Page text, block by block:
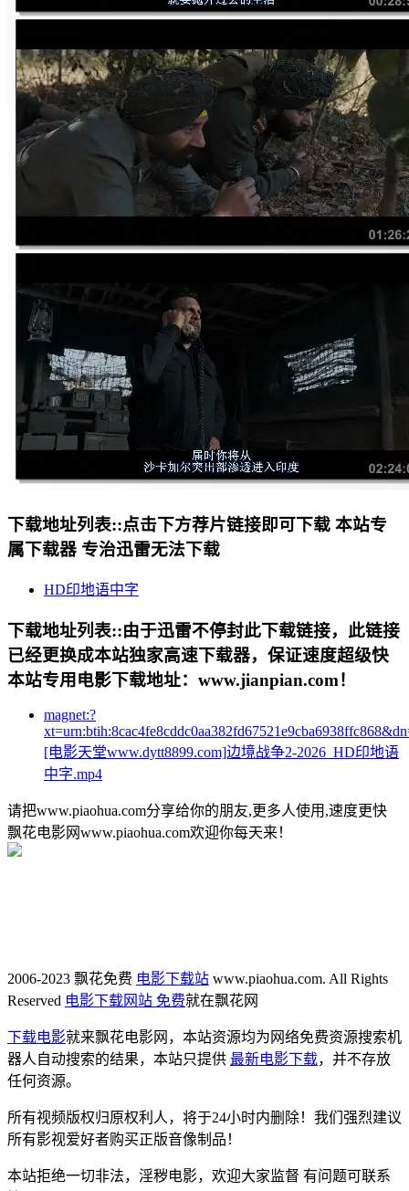
下载地址列表::点击下方荐片链接即可下载 本站专
属下载器 专治迅雷无法下载
HD印地语中字
下载地址列表::由于迅雷不停封此下载链接，此链接
已经更换成本站独家高速下载器，保证速度超级快
本站专用电影下载地址：www.jianpian.com！
magnet:?
[电影天堂www.dytt8899.com]边境战争2-2026_HD印地语
中字.mp4
请把www.piaohua.com分享给你的朋友,更多人使用,速度更快
飘花电影网www.piaohua.com欢迎你每天来！
2006-2023 飘花免费 电影下载站 www.piaohua.com. All Rights
Reserved 电影下载网站 免费就在飘花网
下载电影就来飘花电影网，本站资源均为网络免费资源搜索机
器人自动搜索的结果，本站只提供 最新电影下载，并不存放
任何资源。
所有视频版权归原权利人，将于24小时内删除！我们强烈建议
所有影视爱好者购买正版音像制品！
本站拒绝一切非法，淫秽电影，欢迎大家监督 有问题可联系